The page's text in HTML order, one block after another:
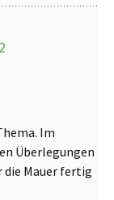
Im
Überlegungen
die Mauer fertig